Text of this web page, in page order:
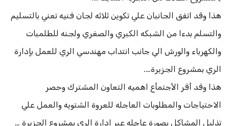
هذا وقد اتفق الجانبان علي تكوين ثلاثه لجان فنيه تعني بالتسليم
والتسلم بدءا من الشبكه الكبري والصغري ولجنه للطلمبات
والكهرباء والورش الي جانب انتداب مهندسي الري للعمل بإدارة
الري بمشروع الجزيرة….
هذا وقد أقر الأجتمأع اهميه التعاون المشترك وحصر
الاحتياجات والمطلوبات العاجله للعروة الشتويه والعمل علي
تذليل المشاكل بصورة عاجله عبر إدارة الري بمشروع الجزيرة …